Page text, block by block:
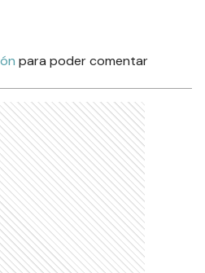
para poder comentar